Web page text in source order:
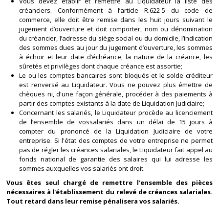
créanciers. Conformément à l’article R.622-5 du code de
commerce, elle doit être remise dans les huit jours suivant le
jugement d’ouverture et doit comporter, nom ou dénomination
du créancier, l’adresse du siège social ou du domicile, l’indication
des sommes dues au jour du jugement d’ouverture, les sommes
à échoir et leur date d’échéance, la nature de la créance, les
sûretés et privilèges dont chaque créance est assortie;
Le ou les comptes bancaires sont bloqués et le solde créditeur
est renversé au Liquidateur. Vous ne pouvez plus émettre de
chèques ni, d'une façon générale, procéder à des paiements à
partir des comptes existants à la date de Liquidation Judiciaire;
Concernant les salariés, le Liquidateur procède au licenciement
de l’ensemble de vossalariés dans un délai de 15 jours à
compter du prononcé de la Liquidation Judiciaire de votre
entreprise. Si l'état des comptes de votre entreprise ne permet
pas de régler les créances salariales, le Liquidateur fait appel au
fonds national de garantie des salaires qui lui adresse les
sommes auxquelles vos salariés ont droit.
Vous êtes seul chargé de remettre l'ensemble des pièces
nécessaires à l'établissement du relevé de créances salariales.
Tout retard dans leur remise pénalisera vos salariés.